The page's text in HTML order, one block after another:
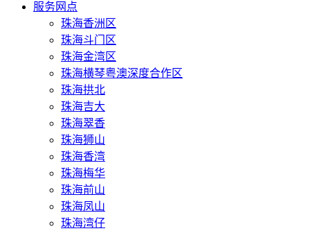
服务网点
珠海香洲区
珠海斗门区
珠海金湾区
珠海横琴粤澳深度合作区
珠海拱北
珠海吉大
珠海翠香
珠海狮山
珠海香湾
珠海梅华
珠海前山
珠海凤山
珠海湾仔